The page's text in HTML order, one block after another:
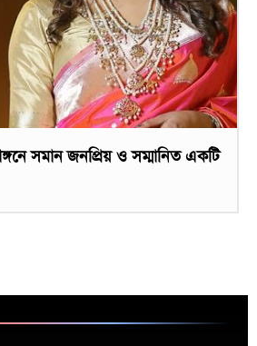
সমান জনপ্রিয় ও সম্মানিত একটি